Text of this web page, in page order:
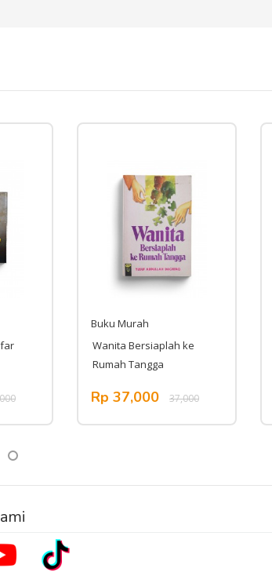
Buku Murah
Wanita Bersiaplah ke
Rumah Tangga
Rp 37,000 37,000